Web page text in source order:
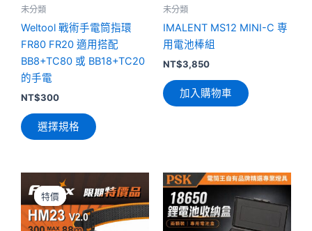
未分類
Weltool 戰術手電筒指環
FR80 FR20 適用搭配
BB8+TC80 或 BB18+TC20
的手電
NT$300
選擇規格
在
產
品
擇
未分類
IMALENT MS12 MINI-C 専
用電池棒組
NT$3,850
加入購物車
特價
特價
原
始
價
格：
NT$3,380。
前
價
格：
NT$2,480。